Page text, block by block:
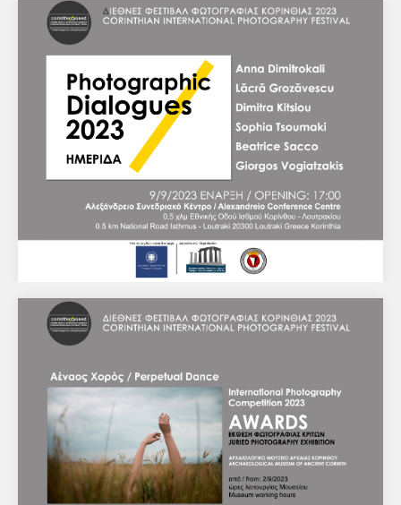
Φωτογραφικοί διάλογοι - Βίντεο και
φωτογραφίες από την εκδήλωση
Διεθνές Φεστιβάλ Φωτογραφίας Κορινθίας 2023
ΗΜΕΡΙΔΑ Φωτογραφικοί Διάλογοι VIDEO από την
εκδήλωση Αλεξάνδρειο Συνεδριακό Κέντρο 0,5 χλμ
Εθνικής Οδού Ισθμού Κορίνθου…
Φωτογραφικοί διάλογοι 2023 - Αλεξάνδρειο
Συνεδριακό Κέντρο - 9/9/2023
Διεθνές Φεστιβάλ Φωτογραφίας Κορινθίας 2023
ΗΜΕΡΙΔΑΦωτογραφικοί ΔιάλογοιΕΝΑΡΞΗ:
17:00Αλεξάνδρειο Συνεδριακό Κέντρο0,5 χλμ Εθνικής
Οδού Ισθμού Κορίνθου - ΛουτρακίουΣυντονίζουν:Ο…